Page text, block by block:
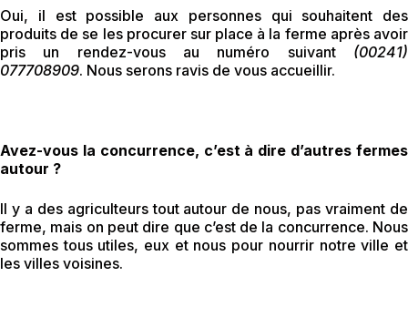
Oui, il est possible aux personnes qui souhaitent des
produits de se les procurer sur place à la ferme après avoir
pris un rendez-vous au numéro suivant (00241)
077708909. Nous serons ravis de vous accueillir.
Avez-vous la concurrence, c’est à dire d’autres fermes
autour ?
Il y a des agriculteurs tout autour de nous, pas vraiment de
ferme, mais on peut dire que c’est de la concurrence. Nous
sommes tous utiles, eux et nous pour nourrir notre ville et
les villes voisines.